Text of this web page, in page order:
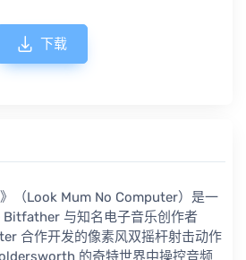
下载
》（Look Mum No Computer）是一
Bitfather 与知名电子音乐创作者
合作开发的像素风双摇杆射击动作
的奇特世界中操控音频